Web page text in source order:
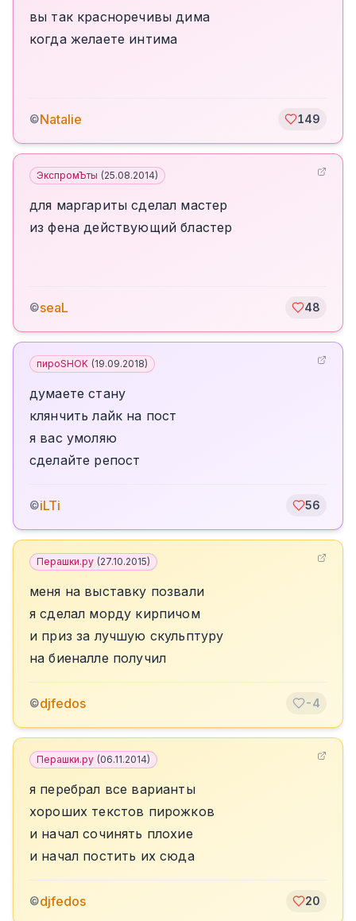
вы так красноречивы дима
когда желаете интима
©Natalie 149
ЭкспромЪты (25.08.2014)
для маргариты сделал мастер
из фена действующий бластер
©seaL 48
пироSHOK (19.09.2018)
думаете стану
клянчить лайк на пост
я вас умоляю
сделайте репост
©iLTi 56
Перашки.ру (27.10.2015)
меня на выставку позвали
я сделал морду кирпичом
и приз за лучшую скульптуру
на биеналле получил
©djfedos -4
Перашки.ру (06.11.2014)
я перебрал все варианты
хороших текстов пирожков
и начал сочинять плохие
и начал постить их сюда
©djfedos 20